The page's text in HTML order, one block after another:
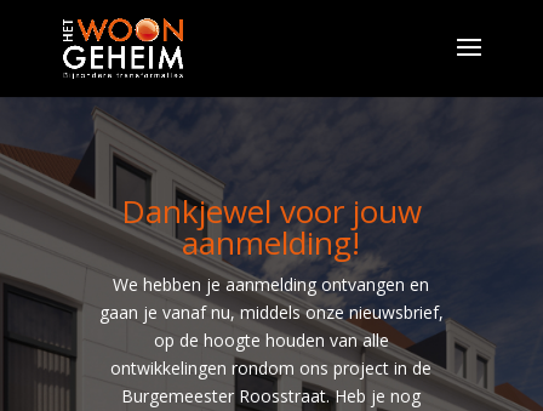
Dankjewel voor jouw
aanmelding!
We hebben je aanmelding ontvangen en
gaan je vanaf nu, middels onze nieuwsbrief,
op de hoogte houden van alle
ontwikkelingen rondom ons project in de
Burgemeester Roosstraat. Heb je nog